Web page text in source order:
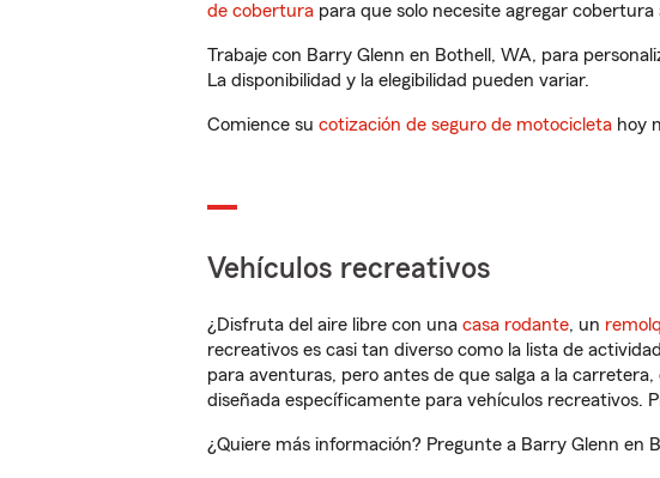
de cobertura para que solo necesite agregar cobertura
Trabaje con Barry Glenn en Bothell, WA, para
La disponibilidad y la elegibilidad pueden variar.
Comience su cotización de seguro de motocicleta hoy
Vehículos recreativos
¿Disfruta del aire libre con una casa rodante, un
recreativos es casi tan diverso como la lista de
para aventuras, pero antes de que salga a la
diseñada específicamente para vehículos recreativos.
¿Quiere más información? Pregunte a Barry Glenn en